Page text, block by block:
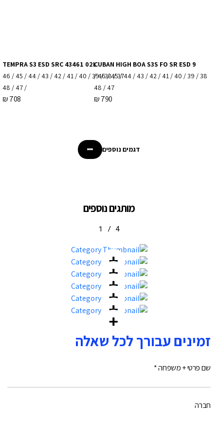
CUBAN HIGH BOA S3S FO SR ESD 9
38 / 39 / 40 / 41 / 42 / 43 / 44 / 45 / 46 /
47 / 48
790
₪
TEMPRA S3 ESD SRC 43461 02L
37 / 38 / 39 / 40 / 41 / 42 / 43 / 44 / 45 / 46
/ 47 / 48
708
₪
דגמים נוספים
מותגים נוספים
4
/
1
זמינים עבורך לכל שאלה
שם פרטי + משפחה *
חברה